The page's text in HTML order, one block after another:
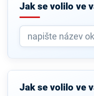
Jak se volilo ve
Jak se volilo ve